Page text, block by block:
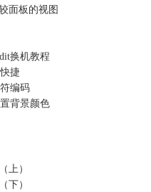
面板的视图
换机教程
捷
编码
背景颜色
上）
下）